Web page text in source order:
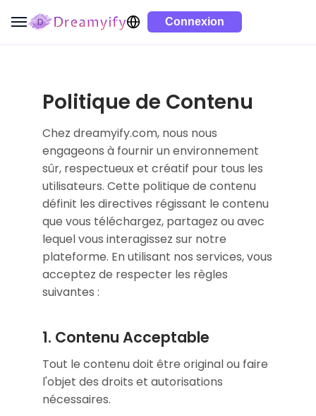
Connexion
Politique de Contenu
Chez dreamyify.com, nous nous
engageons à fournir un environnement
sûr, respectueux et créatif pour tous les
utilisateurs. Cette politique de contenu
définit les directives régissant le contenu
que vous téléchargez, partagez ou avec
lequel vous interagissez sur notre
plateforme. En utilisant nos services, vous
acceptez de respecter les règles
suivantes :
1. Contenu Acceptable
Tout le contenu doit être original ou faire
l'objet des droits et autorisations
nécessaires.